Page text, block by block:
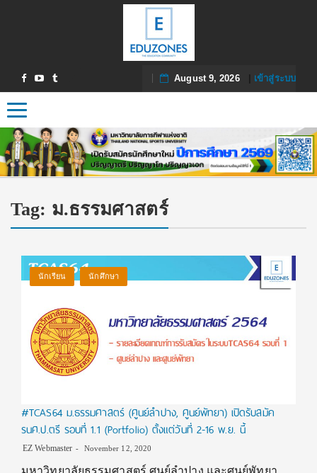
August 9, 2026| เข้าสู่ระบบ
Toggle navigation
Tag: ม.ธรรมศาสตร์
นักเรียน นักศึกษา
#TCAS64 ม.ธรรมศาสตร์ (ศูนย์ลำปาง, ศูนย์พัทยา) เปิดรับสมัค
รนศ.ป.ตรี รอบที่ 1.1 (Portfolio) ตั้งแต่วันที่ 2-16 พ.ย. นี้
EZ Webmaster November 12, 2020